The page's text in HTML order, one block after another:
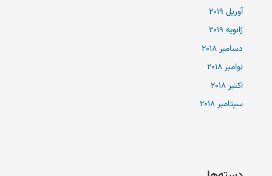
آوریل 2019
ژانویه 2019
دسامبر 2018
نوامبر 2018
اکتبر 2018
سپتامبر 2018